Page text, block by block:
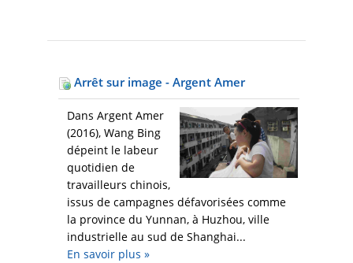
Arrêt sur image - Argent Amer
Dans Argent Amer
(2016), Wang Bing
dépeint le labeur
quotidien de
travailleurs chinois,
issus de campagnes défavorisées comme
la province du Yunnan, à Huzhou, ville
industrielle au sud de Shanghai...
En savoir plus »